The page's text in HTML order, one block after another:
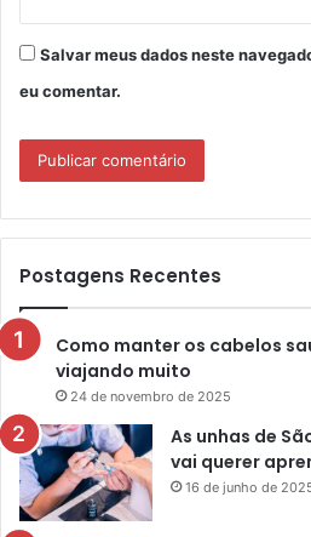
Salvar meus dados neste
eu comentar.
Postagens Recentes
Como manter os cabelos
viajando muito
24 de novembro de 2025
As unhas de
vai querer
16 de junho de